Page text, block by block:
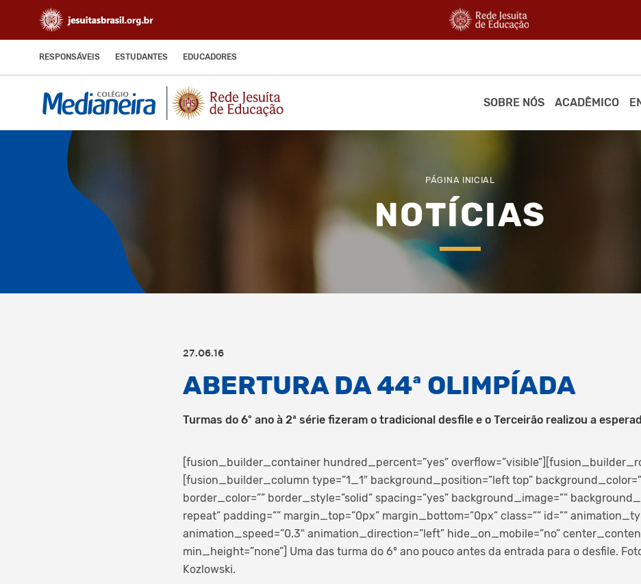
RESPONSÁVEIS ESTUDANTES EDUCADORES
SOBRE NÓS ACADÊMICO
PÁGINA INICIAL
NOTÍCIAS
27.06.16
ABERTURA DA 44ª OLIMPÍADA
Turmas do 6º ano à 2ª série fizeram o tradicional desfile e o Terceirão realizou a
[fusion_builder_container hundred_percent=”yes”
[fusion_builder_column type=”1_1″ background_position=”left top”
border_color=”” border_style=”solid” spacing=”yes” background_image=””
repeat” padding=”” margin_top=”0px” margin_bottom=”0px” class=”” id=””
animation_speed=”0.3″ animation_direction=”left” hide_on_mobile=”no”
min_height=”none”] Uma das turma do 6º ano pouco antes da entrada para o desfile.
Kozlowski.